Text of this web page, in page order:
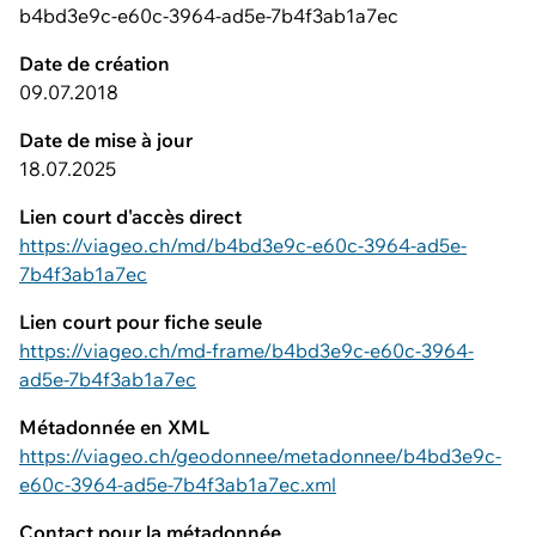
b4bd3e9c-e60c-3964-ad5e-7b4f3ab1a7ec
Date de création
09.07.2018
Date de mise à jour
18.07.2025
Lien court d'accès direct
https://viageo.ch/md/b4bd3e9c-e60c-3964-ad5e-
7b4f3ab1a7ec
Lien court pour fiche seule
https://viageo.ch/md-frame/b4bd3e9c-e60c-3964-
ad5e-7b4f3ab1a7ec
Métadonnée en XML
https://viageo.ch/geodonnee/metadonnee/b4bd3e9c-
e60c-3964-ad5e-7b4f3ab1a7ec.xml
Contact pour la métadonnée